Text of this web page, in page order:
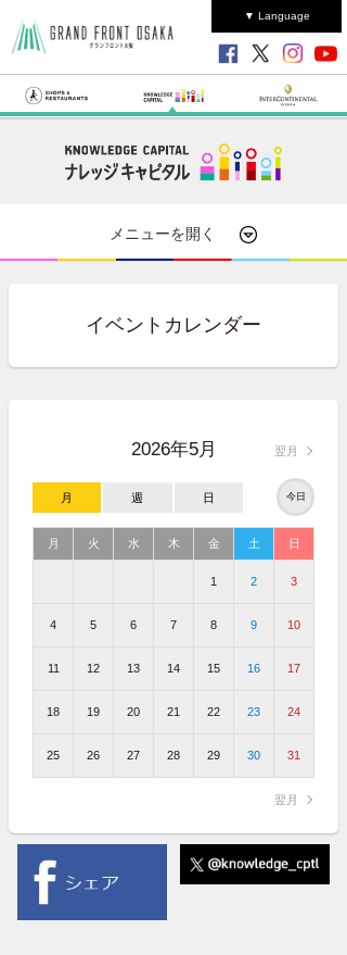
▼ Language
メニューを開く
イベントカレンダー
2026年5月 翌月
月 週 日 今日
月 火 水 木 金 土 日
1 2 3
4 5 6 7 8 9 10
11 12 13 14 15 16 17
18 19 20 21 22 23 24
25 26 27 28 29 30 31
翌月